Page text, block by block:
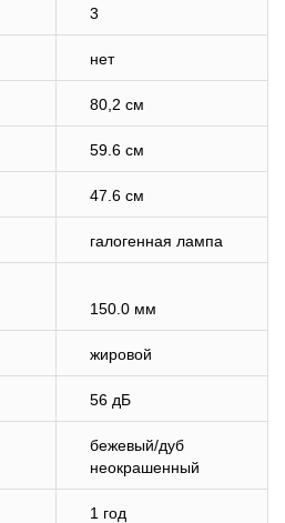
3
нет
80,2 см
59.6 см
47.6 см
галогенная лампа
150.0 мм
жировой
56 дБ
бежевый/дуб
неокрашенный
1 год